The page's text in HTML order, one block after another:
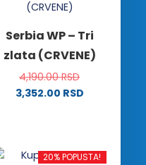
Serbia WP – Tri
zlata (CRVENE)
4,190.00RSD
3,352.00 RSD
više
20% POPUSTA!